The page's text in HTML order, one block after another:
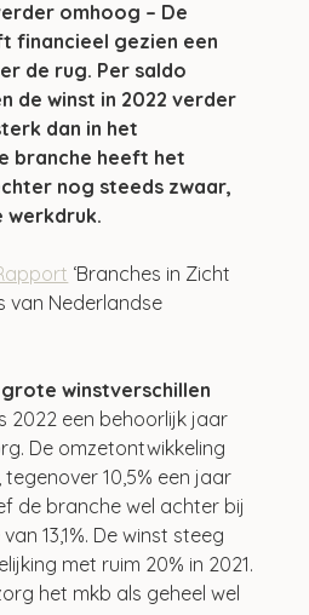
omhoog – De
financieel gezien een
de rug. Per saldo
de winst in 2022 verder
dan in het
branche heeft het
nog steeds zwaar,
werkdruk.
‘Branches in Zicht
van Nederlandse
winstverschillen
2022 een behoorlijk jaar
De omzetontwikkeling
10,5% een jaar
de branche wel achter bij
13,1%. De winst steeg
met ruim 20% in 2021.
het mkb als geheel wel